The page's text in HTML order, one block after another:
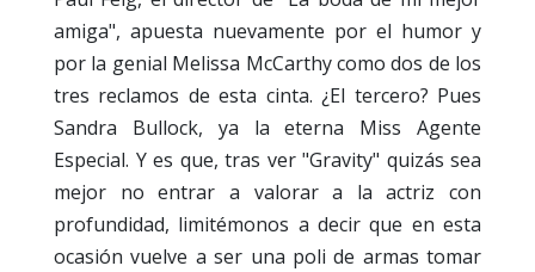
amiga", apuesta nuevamente por el humor y
por la genial Melissa McCarthy como dos de los
tres reclamos de esta cinta. ¿El tercero? Pues
Sandra Bullock, ya la eterna Miss Agente
Especial. Y es que, tras ver "Gravity" quizás sea
mejor no entrar a valorar a la actriz con
profundidad, limitémonos a decir que en esta
ocasión vuelve a ser una poli de armas tomar